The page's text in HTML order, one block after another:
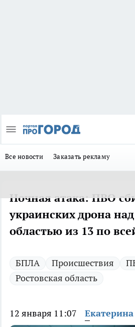
Все новости Заказать рекламу
Ночная атака: ПВО
украинских дрона
областью из 13 по
БПЛА Происшествия
Ростовская область
12 января 11:07